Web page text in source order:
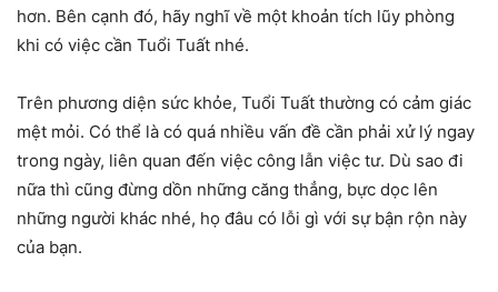
hơn. Bên cạnh đó, hãy nghĩ về một khoản tích lũy phòng
khi có việc cần Tuổi Tuất nhé.
Trên phương diện sức khỏe, Tuổi Tuất thường có cảm giác
mệt mỏi. Có thể là có quá nhiều vấn đề cần phải xử lý ngay
trong ngày, liên quan đến việc công lẫn việc tư. Dù sao đi
nữa thì cũng đừng dồn những căng thẳng, bực dọc lên
những người khác nhé, họ đâu có lỗi gì với sự bận rộn này
của bạn.